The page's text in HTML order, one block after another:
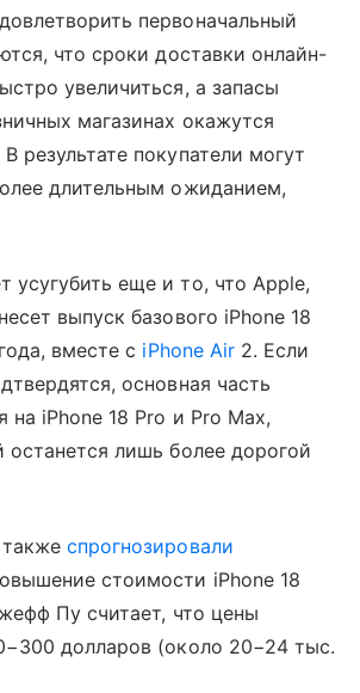
первоначальный
что сроки доставки онлайн-
увеличиться, а запасы
магазинах окажутся
результате покупатели могут
длительным ожиданием,
усугубить еще и то, что Apple,
выпуск базового iPhone 18
вместе с iPhone Air2. Если
основная часть
на iPhone 18 Pro и Pro Max,
останется лишь более дорогой
такжеспрогнозировали
стоимости iPhone 18
Пу считает, что цены
долларов (около 20−24 тыс.